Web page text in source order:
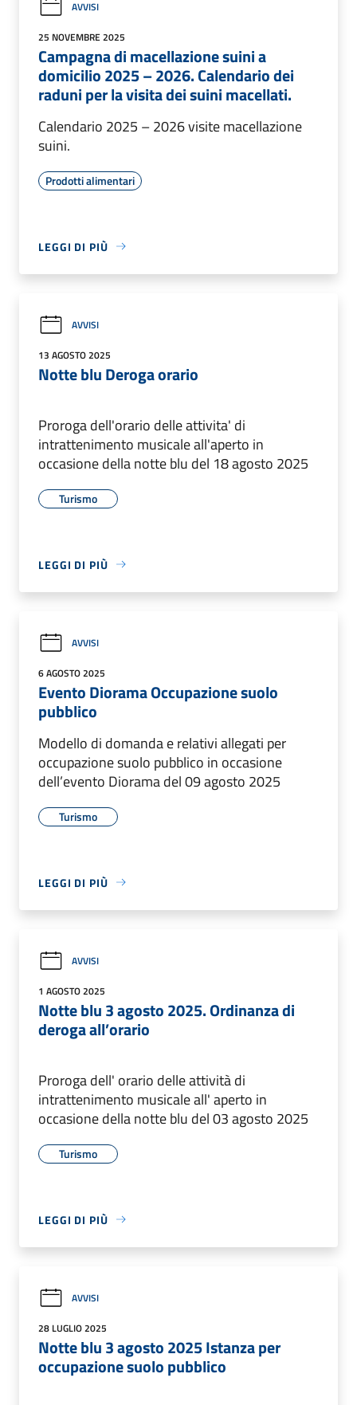
AVVISI
25 NOVEMBRE 2025
Campagna di macellazione suini a
domicilio 2025 – 2026. Calendario dei
raduni per la visita dei suini macellati.
Calendario 2025 – 2026 visite macellazione
suini.
Prodotti alimentari
LEGGI DI PIÙ
AVVISI
13 AGOSTO 2025
Notte blu Deroga orario
Proroga dell'orario delle attivita' di
intrattenimento musicale all'aperto in
occasione della notte blu del 18 agosto 2025
Turismo
LEGGI DI PIÙ
AVVISI
6 AGOSTO 2025
Evento Diorama Occupazione suolo
pubblico
Modello di domanda e relativi allegati per
occupazione suolo pubblico in occasione
dell’evento Diorama del 09 agosto 2025
Turismo
LEGGI DI PIÙ
AVVISI
1 AGOSTO 2025
Notte blu 3 agosto 2025. Ordinanza di
deroga all’orario
Proroga dell' orario delle attività di
intrattenimento musicale all' aperto in
occasione della notte blu del 03 agosto 2025
Turismo
LEGGI DI PIÙ
AVVISI
28 LUGLIO 2025
Notte blu 3 agosto 2025 Istanza per
occupazione suolo pubblico